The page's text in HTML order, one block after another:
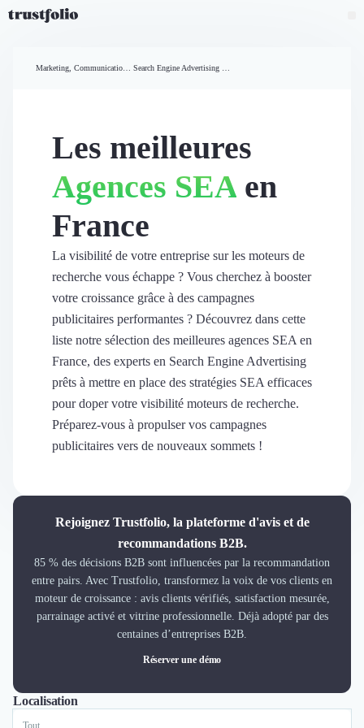
Widgets d'avis
Partage d’avis multicanal
Vidéo de témoignage
Parrainage
Révéler le réseau
Vitrine & média
Suivi du ROI
Voir tous nos avis clients
Découvrir le média
Cabinet de Recrutement
Teambuilding
Marque Employeur
Conseil en Management et Organisation
Gestion paie
Responsabilité Sociétale des Entreprises (RSE)
Marketplace de freelance
Coaching
Accueil
Marketing, Communication et Ventes
Les meilleures
Agences SEA en
France
La visibilité de votre entreprise sur les moteurs de
recherche vous échappe ? Vous cherchez à booster
votre croissance grâce à des campagnes
publicitaires performantes ? Découvrez dans cette
liste notre sélection des meilleures agences SEA en
France, des experts en Search Engine Advertising
prêts à mettre en place des stratégies SEA efficaces
pour doper votre visibilité moteurs de recherche.
Préparez-vous à propulser vos campagnes
publicitaires vers de nouveaux sommets !
Rejoignez Trustfolio, la plateforme d'avis et de
recommandations B2B.
85 % des décisions B2B sont influencées par la recommandation
entre pairs. Avec Trustfolio, transformez la voix de vos clients en
moteur de croissance : avis clients vérifiés, satisfaction mesurée,
parrainage activé et vitrine professionnelle. Déjà adopté par des
centaines d’entreprises B2B.
Réserver une démo
Localisation
ToutLyonParis